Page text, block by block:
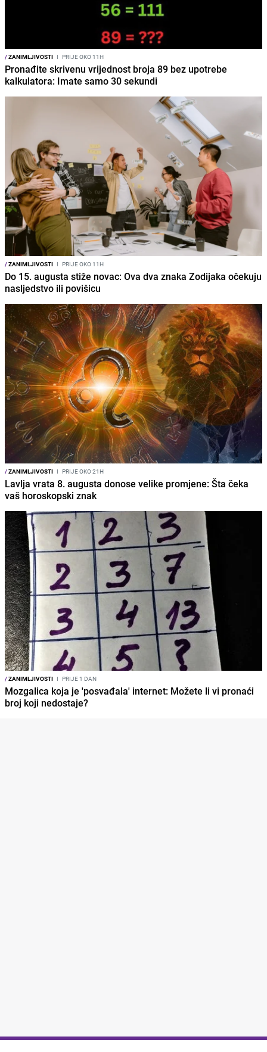
/ZANIMLJIVOSTI I PRIJE OKO 11H
Pronađite skrivenu vrijednost broja 89 bez upotrebe
kalkulatora: Imate samo 30 sekundi
/ZANIMLJIVOSTI I PRIJE OKO 11H
Do 15. augusta stiže novac: Ova dva znaka Zodijaka očekuju
nasljedstvo ili povišicu
/ZANIMLJIVOSTI I PRIJE OKO 21H
Lavlja vrata 8. augusta donose velike promjene: Šta čeka
vaš horoskopski znak
/ZANIMLJIVOSTI I PRIJE 1 DAN
Mozgalica koja je 'posvađala' internet: Možete li vi pronaći
broj koji nedostaje?